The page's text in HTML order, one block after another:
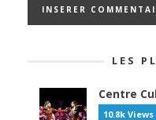
LES
Centre
10.8k Views